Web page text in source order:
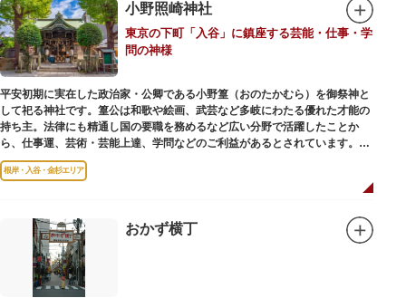
小野照崎神社
東京の下町「入谷」に鎮座する芸能・仕事・学
問の神様
平安初期に実在した政治家・公卿である小野篁（おのたかむら）を御祭神と
して祀る神社です。篁公は和歌や絵画、武芸など多岐にわたる優れた才能の
持ち主。法律にも精通し国の要職を務めるなど広い分野で活躍したことか
ら、仕事運、芸術・芸能上達、学問などのご利益があるとされています。
境内には、国の重要有形民俗文化財であるミニチュアの富士山「富士塚」
や、日本三大に数えられる「庚申塚」、昭和を代表する囲碁棋士・藤沢秀行
印は、うっとりするほど美しいデザインで人気を博しています。
江戸後期には、学問の神様である菅原道真公も回向院より遷され、境内にあ
る末社を含めて15柱もの神様が祀られています。俳優の渥美清が願をかけた
神社としても知られ、映画「男はつらいよ」で寅さんが首にかけているお守
根岸・入谷・金杉エリア
おかず横丁